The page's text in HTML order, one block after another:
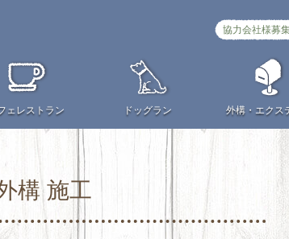
ェ レストラン ドッグラン 外構・ エクス
協力会社様募
構 施工